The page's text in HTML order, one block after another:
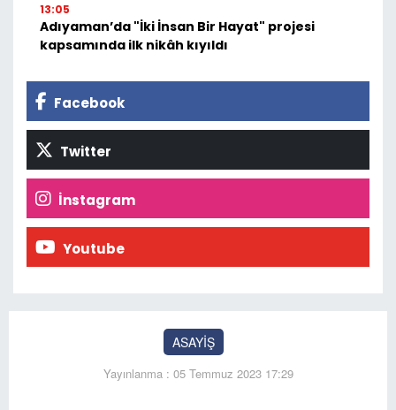
13:05
Adıyaman’da "İki İnsan Bir Hayat" projesi
kapsamında ilk nikâh kıyıldı
Facebook
Twitter
İnstagram
Youtube
ASAYİŞ
Yayınlanma : 05 Temmuz 2023 17:29